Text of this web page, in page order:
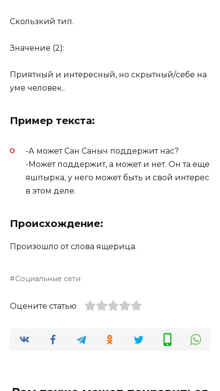
Скользкий тип.
Значение (2):
Приятный и интересный, но скрытный/себе на
уме человек..
Пример текста:
-А может Сан Саныч поддержит нас?
-Может поддержит, а может и нет. Он та еще
яшпырка, у него может быть и свой интерес
в этом деле.
Происхождение:
Произошло от слова ящерица.
Социальные сети
Оцените статью